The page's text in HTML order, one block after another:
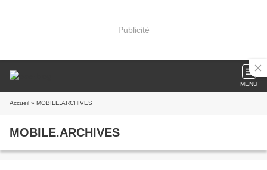
Publicité
MENU
Accueil » MOBILE.ARCHIVES
MOBILE.ARCHIVES